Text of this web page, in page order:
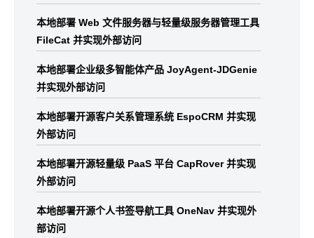
本地部署 Web 文件服务器与轻量级服务器管理工具
FileCat 并实现外部访问
本地部署企业级多智能体产品 JoyAgent-JDGenie
并实现外部访问
本地部署开源客户关系管理系统 EspoCRM 并实现
外部访问
本地部署开源轻量级 PaaS 平台 CapRover 并实现
外部访问
本地部署开源个人书签导航工具 OneNav 并实现外
部访问